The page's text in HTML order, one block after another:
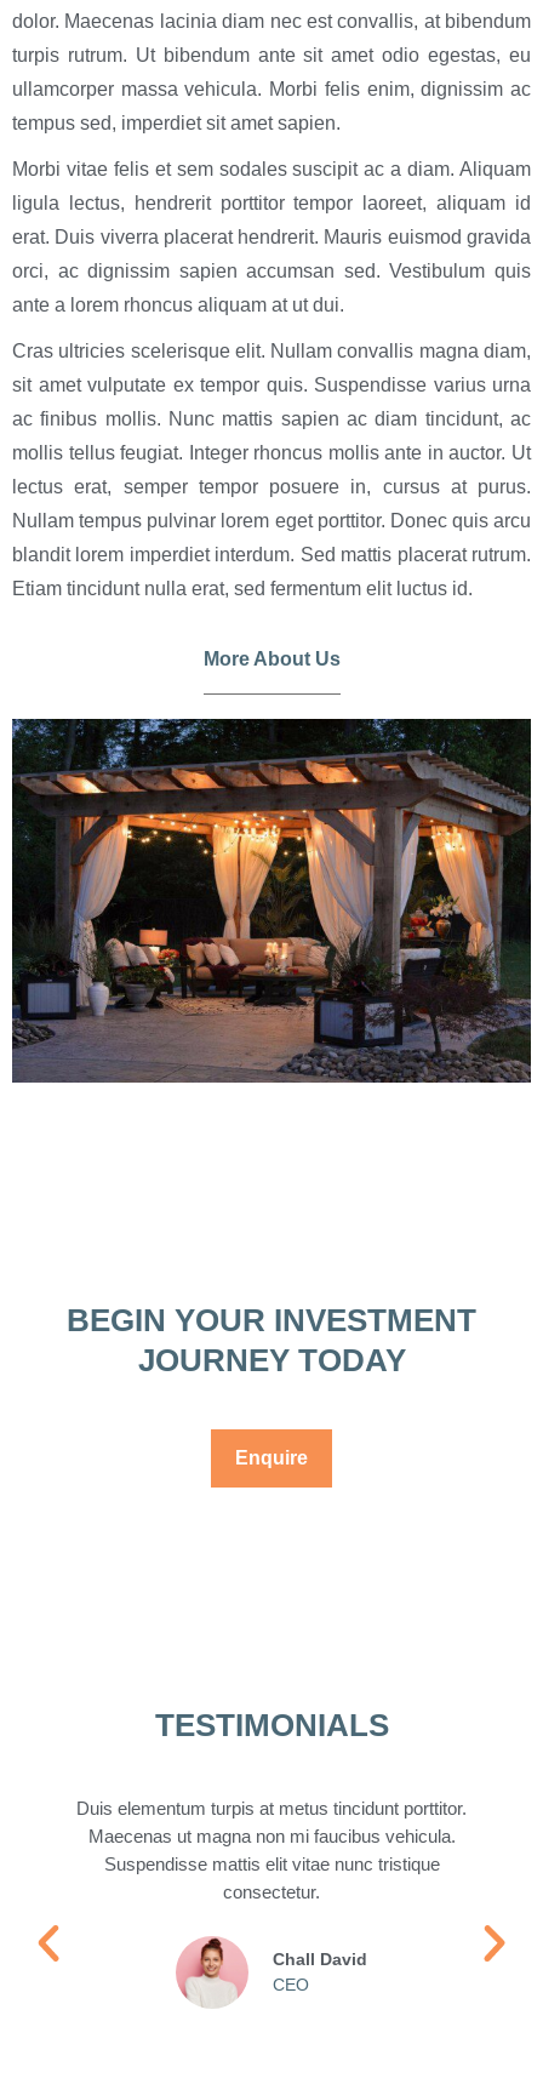
dolor. Maecenas lacinia diam nec est convallis, at bibendum
turpis rutrum. Ut bibendum ante sit amet odio egestas, eu
ullamcorper massa vehicula. Morbi felis enim, dignissim ac
tempus sed, imperdiet sit amet sapien.
Morbi vitae felis et sem sodales suscipit ac a diam. Aliquam
ligula lectus, hendrerit porttitor tempor laoreet, aliquam id
erat. Duis viverra placerat hendrerit. Mauris euismod gravida
orci, ac dignissim sapien accumsan sed. Vestibulum quis
ante a lorem rhoncus aliquam at ut dui.
Cras ultricies scelerisque elit. Nullam convallis magna diam,
sit amet vulputate ex tempor quis. Suspendisse varius urna
ac finibus mollis. Nunc mattis sapien ac diam tincidunt, ac
mollis tellus feugiat. Integer rhoncus mollis ante in auctor. Ut
lectus erat, semper tempor posuere in, cursus at purus.
Nullam tempus pulvinar lorem eget porttitor. Donec quis arcu
blandit lorem imperdiet interdum. Sed mattis placerat rutrum.
Etiam tincidunt nulla erat, sed fermentum elit luctus id.
More About Us
BEGIN YOUR INVESTMENT
JOURNEY TODAY
Enquire
TESTIMONIALS
Duis elementum turpis at metus tincidunt porttitor.
Maecenas ut magna non mi faucibus vehicula.
Suspendisse mattis elit vitae nunc tristique
consectetur.
Chall David
CEO